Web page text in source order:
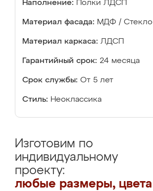
Наполнение: Полки ЛДСП
Материал фасада: МДФ / Стекло
Материал каркаса: ЛДСП
Гарантийный срок: 24 месяца
Срок службы: От 5 лет
Стиль: Неоклассика
Изготовим по
индивидуальному
проекту:
любые размеры, цвета